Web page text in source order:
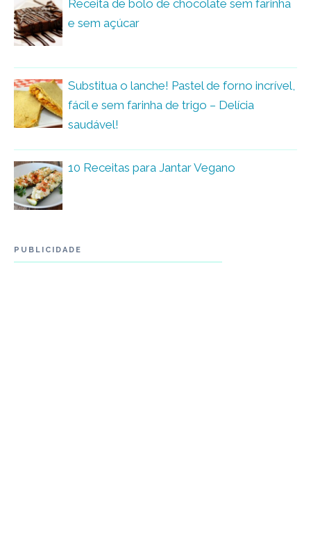
Receita de bolo de chocolate sem farinha
e sem açúcar
Substitua o lanche! Pastel de forno incrível,
fácil e sem farinha de trigo – Delícia
saudável!
10 Receitas para Jantar Vegano
PUBLICIDADE